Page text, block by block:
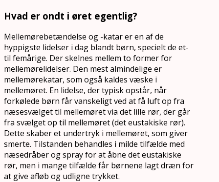
Hvad er ondt i øret egentlig?
Mellemørebetændelse og -katar er en af de
hyppigste lidelser i dag blandt børn, specielt de et-
til femårige. Der skelnes mellem to former for
mellemørelidelser. Den mest almindelige er
mellemørekatar, som også kaldes væske i
mellemøret. En lidelse, der typisk opstår, når
forkølede børn får vanskeligt ved at få luft op fra
næsesvælget til mellemøret via det lille rør, der går
fra svælget op til mellemøret (det eustakiske rør).
Dette skaber et undertryk i mellemøret, som giver
smerte. Tilstanden behandles i milde tilfælde med
næsedråber og spray for at åbne det eustakiske
rør, men i mange tilfælde får børnene lagt dræn for
at give afløb og udligne trykket.